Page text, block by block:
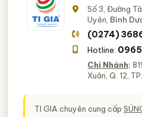
Số 3, Đường
Uyên, Bình
(0274)
Hotline:
Chi Nhánh:
Xuân, Q. 12,
TI GIA chuyên cung cấp